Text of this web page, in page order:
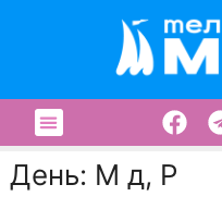
День: М д, Р